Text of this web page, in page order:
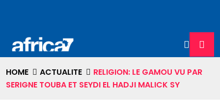
HOME ACTUALITE
RELIGION: LE GAMOU VU PAR
SERIGNE TOUBA ET SEYDI EL HADJI MALICK SY